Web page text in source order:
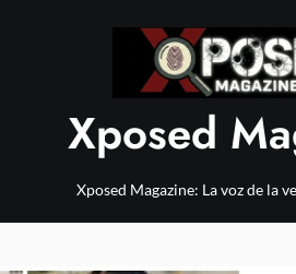
Xposed
Xposed Magazine: La voz de la